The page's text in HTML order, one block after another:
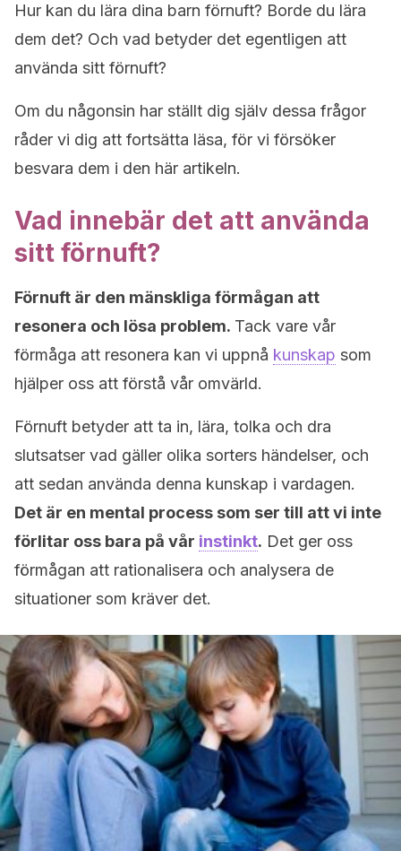
Hur kan du lära dina barn förnuft? Borde du lära
dem det? Och vad betyder det egentligen att
använda sitt förnuft?
Om du någonsin har ställt dig själv dessa frågor
råder vi dig att fortsätta läsa, för vi försöker
besvara dem i den här artikeln.
Vad innebär det att använda
sitt förnuft?
Förnuft är den mänskliga förmågan att
resonera och lösa problem. Tack vare vår
förmåga att resonera kan vi uppnå kunskap som
hjälper oss att förstå vår omvärld.
Förnuft betyder att ta in, lära, tolka och dra
slutsatser vad gäller olika sorters händelser, och
att sedan använda denna kunskap i vardagen.
Det är en mental process som ser till att vi inte
förlitar oss bara på vår instinkt. Det ger oss
förmågan att rationalisera och analysera de
situationer som kräver det.